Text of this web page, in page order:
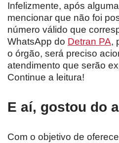
Infelizmente, após
mencionar que não foi
número válido que
WhatsApp do Detran PA,
o órgão, será preciso
atendimento que serão
Continue a leitura!
E aí, gostou do
Com o objetivo de